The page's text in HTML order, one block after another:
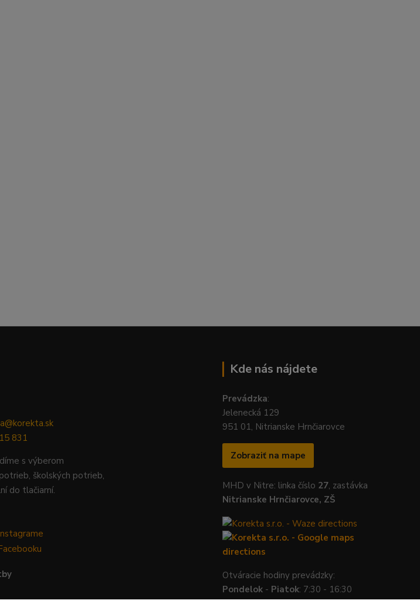
831
s výberom
školských potrieb,
do tlačiarní.
Kde nás nájdete
Prevádzka:
Jelenecká 129
951 01, Nitrianske Hrnčiarovce
Zobraziť na mape
MHD v Nitre: linka číslo 27, zastávka
Nitrianske Hrnčiarovce, ZŠ
Otváracie hodiny prevádzky:
Pondelok - Piatok: 7:30 - 16:30